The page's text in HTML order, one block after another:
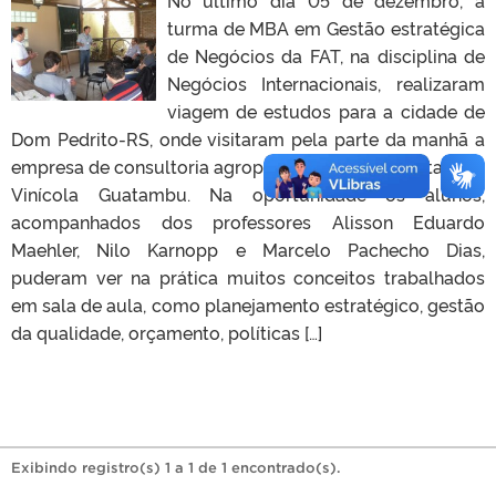
turma de MBA em Gestão estratégica
de Negócios da FAT, na disciplina de
Negócios Internacionais, realizaram
viagem de estudos para a cidade de
Dom Pedrito-RS, onde visitaram pela parte da manhã a
empresa de consultoria agropecuária Marcon e à tarde a
Vinícola Guatambu. Na oportunidade os alunos,
acompanhados dos professores Alisson Eduardo
Maehler, Nilo Karnopp e Marcelo Pachecho Dias,
puderam ver na prática muitos conceitos trabalhados
em sala de aula, como planejamento estratégico, gestão
da qualidade, orçamento, políticas […]
Exibindo registro(s) 1 a 1 de 1 encontrado(s).